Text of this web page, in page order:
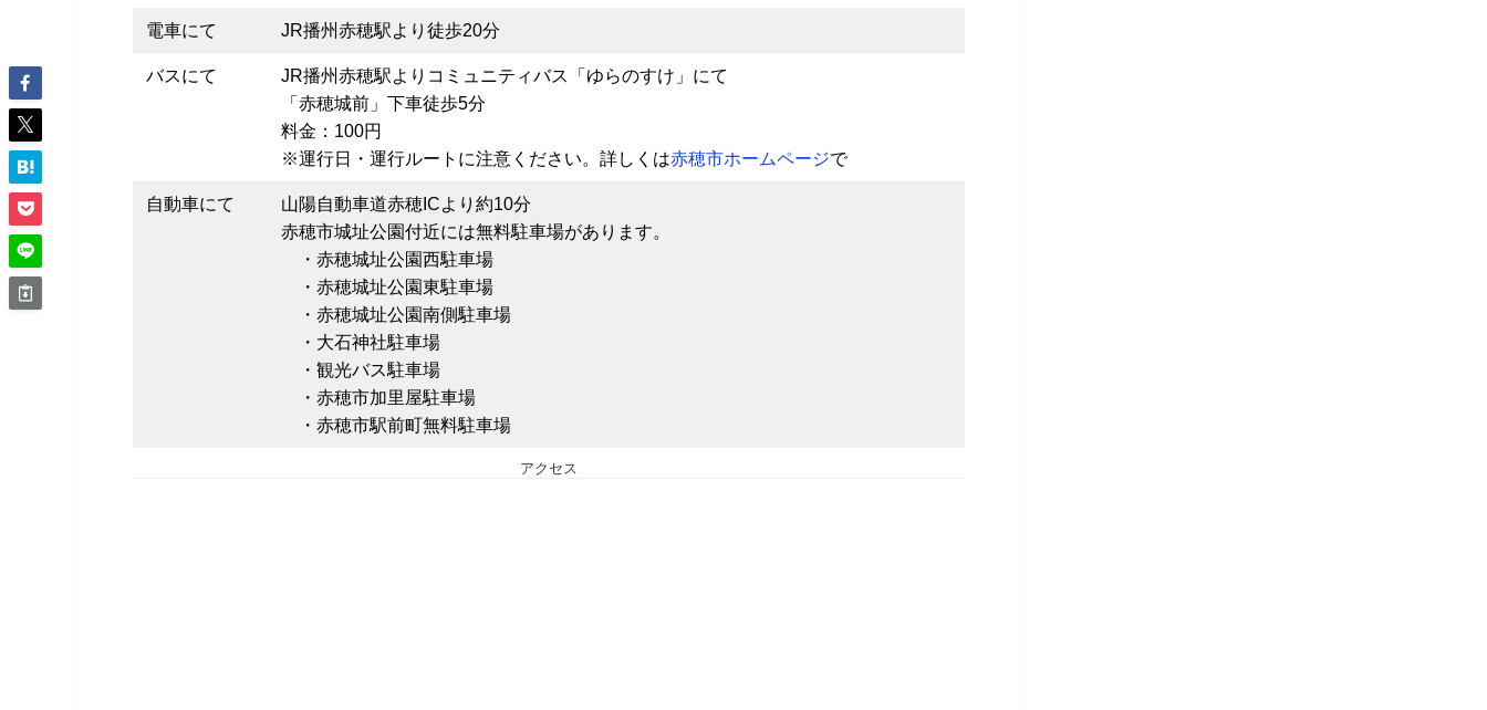
電車にて JR播州赤穂駅より徒歩20分
バスにて
JR播州赤穂駅よりコミュニティバス「ゆらのすけ」にて
「赤穂城前」下車徒歩5分
料金：100円
※運行日・運行ルートに注意ください。詳しくは赤穂市ホームページで
自動車にて
山陽自動車道赤穂ICより約10分
赤穂市城址公園付近には無料駐車場があります。
・赤穂城址公園西駐車場
・赤穂城址公園東駐車場
・赤穂城址公園南側駐車場
・大石神社駐車場
・観光バス駐車場
・赤穂市加里屋駐車場
・赤穂市駅前町無料駐車場
アクセス